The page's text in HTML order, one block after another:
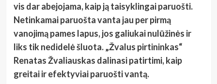
vis dar abejojama, kaip ją taisyklingai paruošti.
Netinkamai paruošta vanta jau per pirmą
vanojimą pames lapus, jos galiukai nulūžinės ir
liks tik nedidelė šluota. „Žvalus pirtininkas“
Renatas Žvaliauskas dalinasi patirtimi, kaip
greitai ir efektyviai paruošti vantą.